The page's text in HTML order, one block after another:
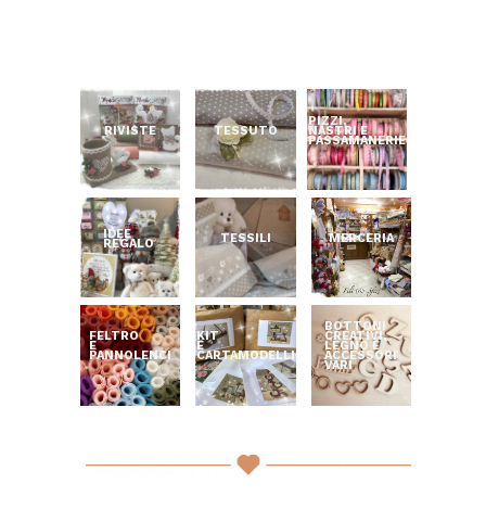
RIVISTE TESSUTO
PIZZI,
NASTRI E
PASSAMANERIE
IDEE
REGALO TESSILI MERCERIA
FELTRO
E
PANNOLENCI
KIT
E
CARTAMODELLI
BOTTONI
CREATIVI,
LEGNO E
ACCESSORI
VARI